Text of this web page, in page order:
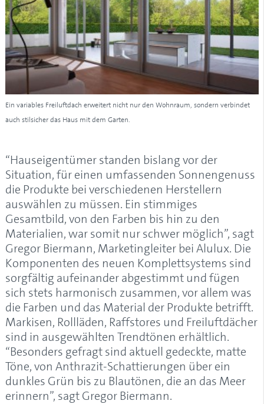
Ein variables Freiluftdach erweitert nicht nur den Wohnraum, sondern verbindet
auch stilsicher das Haus mit dem Garten.
“Hauseigentümer standen bislang vor der
Situation, für einen umfassenden Sonnengenuss
die Produkte bei verschiedenen Herstellern
auswählen zu müssen. Ein stimmiges
Gesamtbild, von den Farben bis hin zu den
Materialien, war somit nur schwer möglich”, sagt
Gregor Biermann, Marketingleiter bei Alulux. Die
Komponenten des neuen Komplettsystems sind
sorgfältig aufeinander abgestimmt und fügen
sich stets harmonisch zusammen, vor allem was
die Farben und das Material der Produkte betrifft.
Markisen, Rollläden, Raffstores und Freiluftdächer
sind in ausgewählten Trendtönen erhältlich.
“Besonders gefragt sind aktuell gedeckte, matte
Töne, von Anthrazit-Schattierungen über ein
dunkles Grün bis zu Blautönen, die an das Meer
erinnern”, sagt Gregor Biermann.